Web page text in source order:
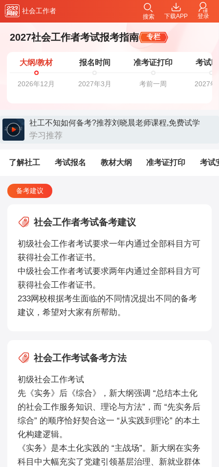
社会工作者
下载APP 登录
搜索
2027社会工作者考试报考指南 专栏
大纲/教材
2026年12月
报名时间
2027年3月
准考证打印
考前一周
考试
2027年
社工不知如何备考?推荐刘晓晨老师课程,免费试学
>>>>
学习推荐
了解社工 考试报名 教材大纲 准考证打印 考试
备考建议
社会工作者考试备考建议
初级社会工作者考试要求一年内通过全部科目方可
获得社会工作者证书。
中级社会工作者考试要求两年内通过全部科目方可
获得社会工作者证书。
233网校根据考生面临的不同情况提出不同的备考
建议，希望对大家有所帮助。
社会工作考试备考方法
初级社会工作考试
先《实务》后《综合》，新大纲强调 “总结本土化
的社会工作服务知识、理论与方法”，而 “先实务后
综合” 的顺序恰好契合这一 “从实践到理论” 的本土
化构建逻辑。​
《实务》是本土化实践的 “主战场”。新大纲在实务
科目中大幅充实了党建引领基层治理、新就业群体